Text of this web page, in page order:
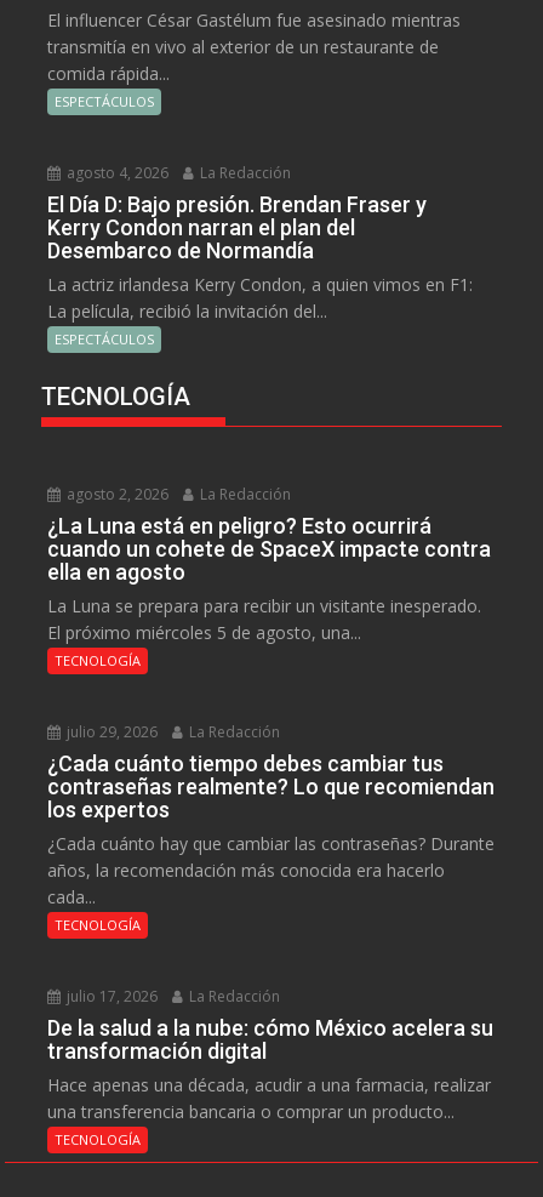
El influencer César Gastélum fue asesinado mientras
transmitía en vivo al exterior de un restaurante de
comida rápida...
ESPECTÁCULOS
agosto 4, 2026 La Redacción
El Día D: Bajo presión. Brendan Fraser y
Kerry Condon narran el plan del
Desembarco de Normandía
La actriz irlandesa Kerry Condon, a quien vimos en F1:
La película, recibió la invitación del...
ESPECTÁCULOS
TECNOLOGÍA
agosto 2, 2026 La Redacción
¿La Luna está en peligro? Esto ocurrirá
cuando un cohete de SpaceX impacte contra
ella en agosto
La Luna se prepara para recibir un visitante inesperado.
El próximo miércoles 5 de agosto, una...
TECNOLOGÍA
julio 29, 2026 La Redacción
¿Cada cuánto tiempo debes cambiar tus
contraseñas realmente? Lo que recomiendan
los expertos
¿Cada cuánto hay que cambiar las contraseñas? Durante
años, la recomendación más conocida era hacerlo
cada...
TECNOLOGÍA
julio 17, 2026 La Redacción
De la salud a la nube: cómo México acelera su
transformación digital
Hace apenas una década, acudir a una farmacia, realizar
una transferencia bancaria o comprar un producto...
TECNOLOGÍA